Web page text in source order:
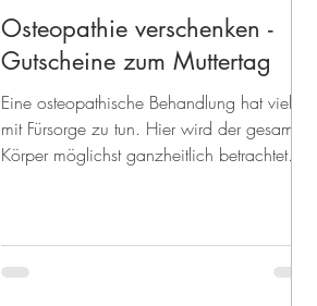
Osteopathie verschenken -
Gutscheine zum Muttertag
Eine osteopathische Behandlung hat viel
mit Fürsorge zu tun. Hier wird der gesamte
Körper möglichst ganzheitlich betrachtet